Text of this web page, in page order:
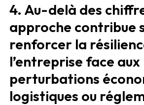
4. Au-delà des
approche contribue
renforcer la
l’entreprise face aux
perturbations
logistiques ou